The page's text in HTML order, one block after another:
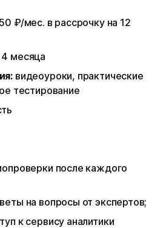
₽/мес. в рассрочку на 12
месяца
видеоуроки, практические
тестирование
после каждого
на вопросы от экспертов;
к сервису аналитики